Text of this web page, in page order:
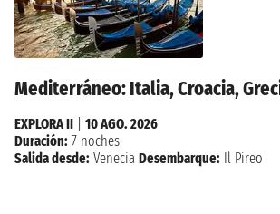
Mediterráneo: Italia, Croacia,
EXPLORA II
10 AGO. 2026
Duración: 7 noches
Salida desde: Venecia Desembarque: Il Pireo